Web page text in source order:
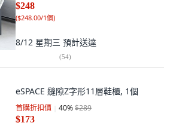
$248
($248.00/1個)
8/12 星期三 預計送達
(54)
eSPACE 縫隙Z字形11層鞋櫃, 1個
首購折扣價 40%$289
$173